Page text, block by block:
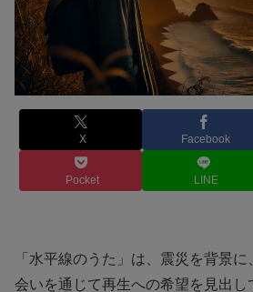
X Facebook
Pocket LINE
「水平線のうた」は、震災を背景
会いを通じて再生への希望を見出し